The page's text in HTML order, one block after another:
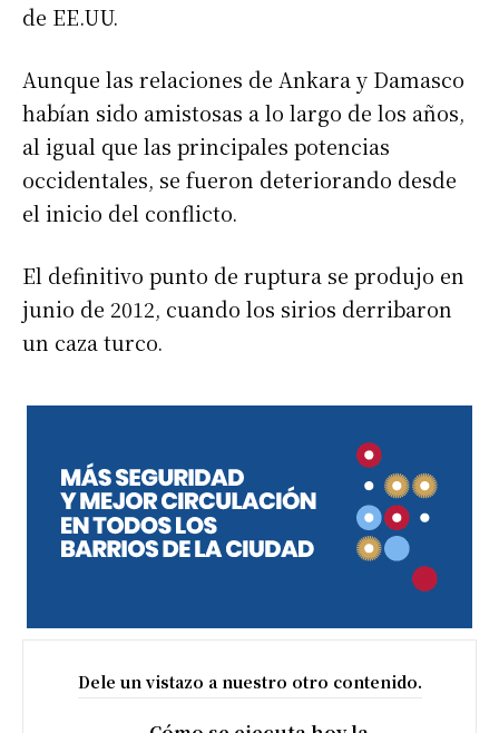
de EE.UU.
Aunque las relaciones de Ankara y Damasco
habían sido amistosas a lo largo de los años,
al igual que las principales potencias
occidentales, se fueron deteriorando desde
el inicio del conflicto.
El definitivo punto de ruptura se produjo en
junio de 2012, cuando los sirios derribaron
un caza turco.
Dele un vistazo a nuestro otro contenido.